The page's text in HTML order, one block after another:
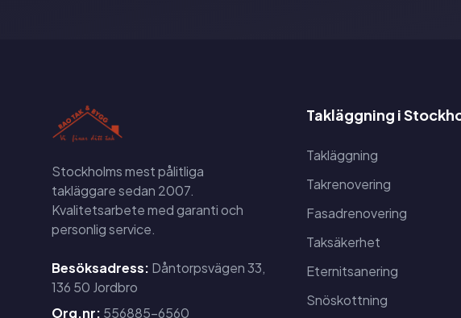
Stockholms mest pålitliga
takläggare sedan 2007.
Kvalitetsarbete med garanti och
personlig service.
Besöksadress: Dåntorpsvägen 33,
136 50 Jordbro
Org.nr: 556885-6560
Takläggning i
Takläggning
Takrenovering
Fasadrenovering
Taksäkerhet
Eternitsanering
Snöskottning